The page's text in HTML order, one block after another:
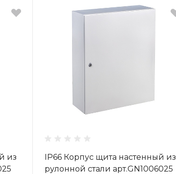
из
IP66 Корпус щита настенный из
рулонной стали арт.GN1006025